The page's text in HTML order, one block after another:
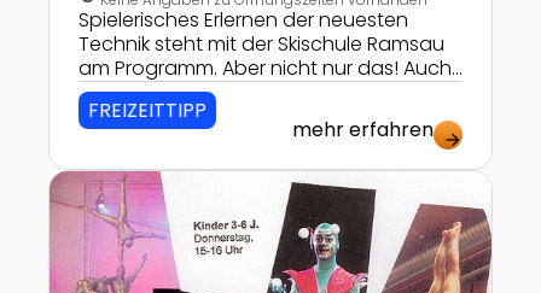
Spielerisches Erlernen der neuesten
Technik steht mit der Skischule Ramsau
am Programm. Aber nicht nur das! Auch
Sicherheitstraining, Kennenlernen der
Bergnatur und vieles mehr gehört zur
Skiausbildung für Kinder dazu!
FREIZEITTIPP
mehr erfahren arrow_forward
Zur Detailseite von Abenteuerturnen und